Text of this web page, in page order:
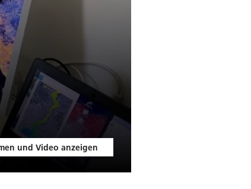
und Video anzeigen